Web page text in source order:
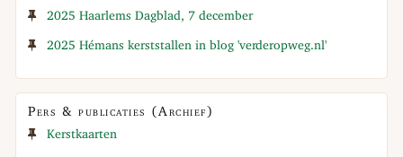
2025 Haarlems Dagblad, 7 december
2025 Hémans kerststallen in blog 'verderopweg.nl'
Pers & publicaties (Archief)
Kerstkaarten